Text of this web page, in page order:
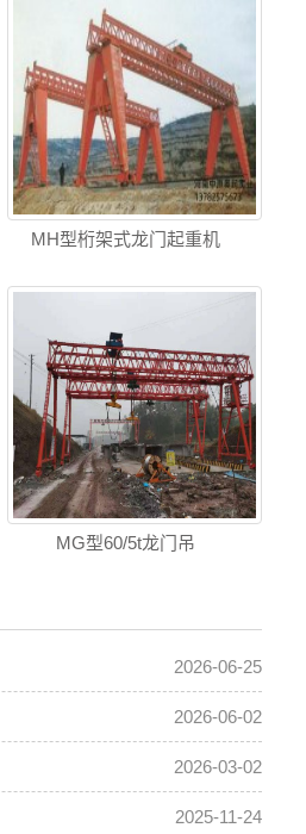
MH型桁架式龙门起重机
MG型60/5t龙门吊
2026-06-25
2026-06-02
2026-03-02
2025-11-24